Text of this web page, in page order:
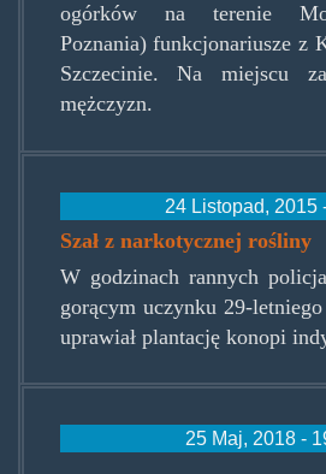
ogórków na terenie
Poznania) funkcjonariusze z
Szczecinie. Na miejscu
mężczyzn.
24 Listopad, 2015
Szał z narkotycznej rośliny
W godzinach rannych
gorącym uczynku 29-
uprawiał plantację konopi
25 Maj, 2018 -